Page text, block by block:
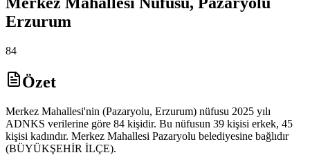
Erzurum
84
Özet
Merkez Mahallesi'nin (Pazaryolu, Erzurum) nüfusu 2025 yılı
ADNKS verilerine göre 84 kişidir. Bu nüfusun 39 kişisi erkek, 45
kişisi kadındır. Merkez Mahallesi Pazaryolu belediyesine bağlıdır
(BÜYÜKŞEHİR İLÇE).